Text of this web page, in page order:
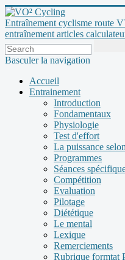
Entraînement cyclisme route
entraînement articles
Basculer la navigation
Accueil
Entrainement
Introduction
Fondamentaux
Physiologie
Test d'effort
La puissance
Programmes
Séances
Compétition
Evaluation
Pilotage
Diététique
Le mental
Lexique
Remerciements
Rubrique formtat